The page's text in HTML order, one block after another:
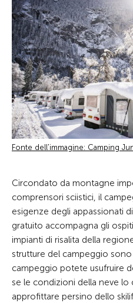
Fonte dell'immagine: Camping
Circondato da montagne
comprensori sciistici, il
esigenze degli appassionati
gratuito accompagna gli
impianti di risalita della
strutture del campeggio
campeggio potete usufruire
se le condizioni della neve
approfittare persino dello